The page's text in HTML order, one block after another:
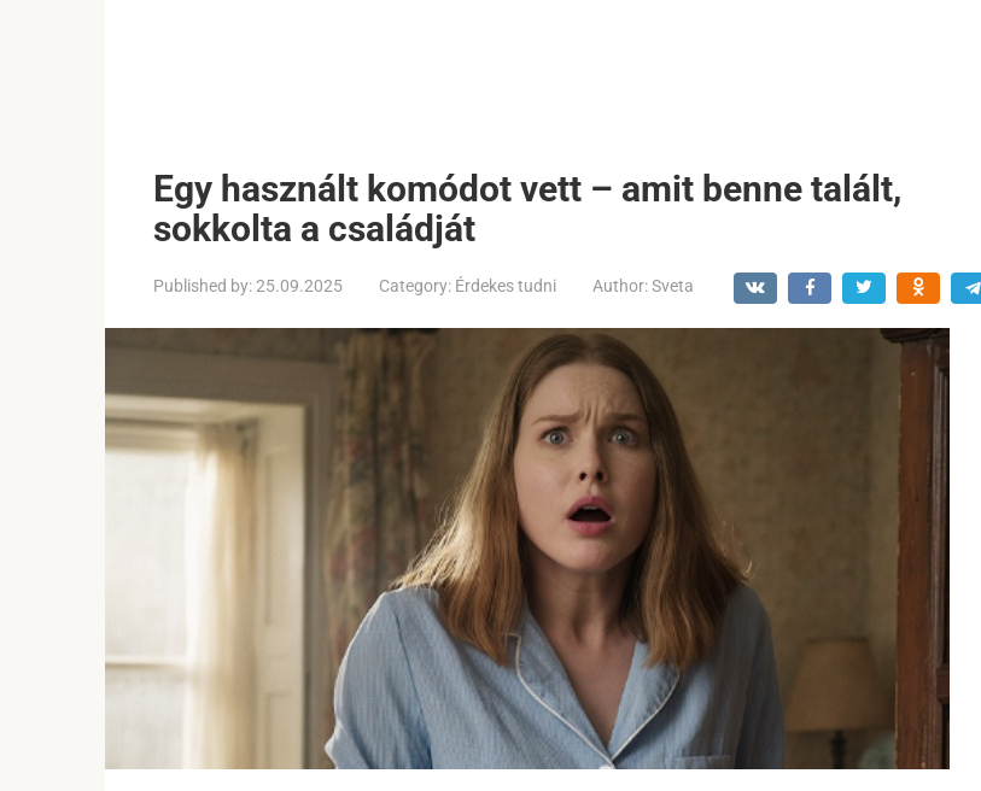
Egy használt komódot vett – amit benne talált,
sokkolta a családját
Published by:25.09.2025 Category: Érdekes tudni Author:Sveta